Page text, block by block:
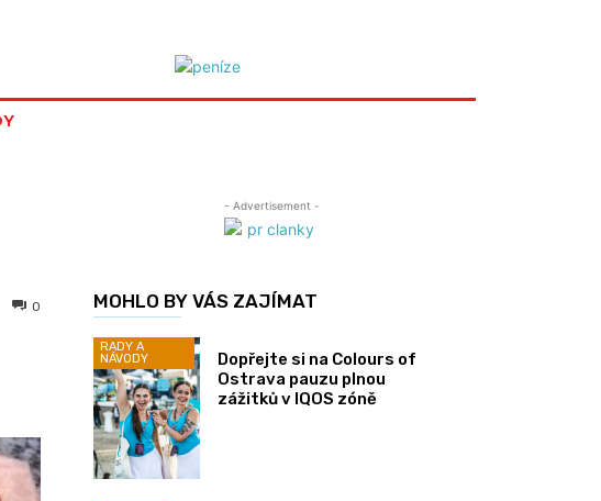
0
- Advertisement -
MOHLO BY VÁS ZAJÍMAT
RADY A
NÁVODY
Dopřejte si na Colours of
Ostrava pauzu plnou
zážitků v IQOS zóně